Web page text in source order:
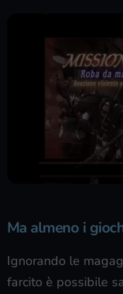
Ma almeno i
Ignorando le
farcito è possibile